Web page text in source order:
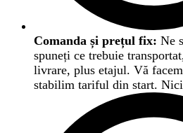
Comanda și prețul fix: Ne
spuneți ce trebuie
livrare, plus etajul. Vă
stabilim tariful din start.